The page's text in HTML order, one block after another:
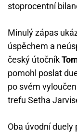
stoprocentní
Minulý zápas
úspěchem a
český útočník
pomohl poslat
po svém
trefu Setha
Oba úvodní duely